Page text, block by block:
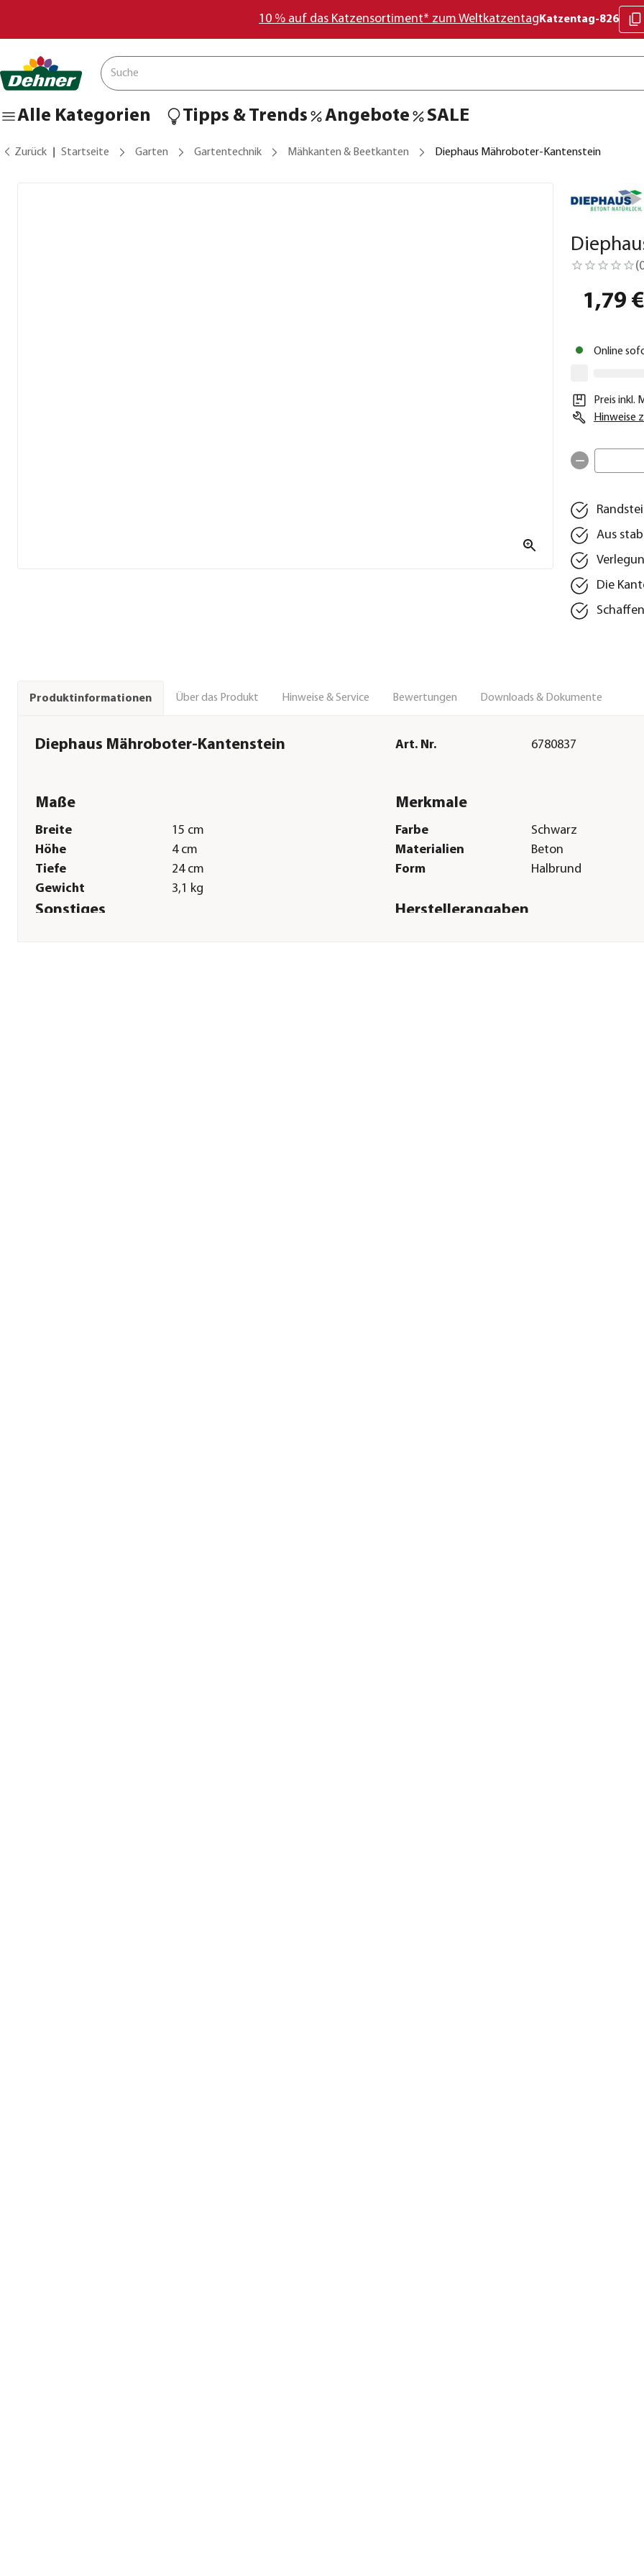
10 % auf das Katzensortiment* zum Weltkatzentag Katzentag-826
Alle Kategorien Tipps & Trends Angebote SALE
Zurück Startseite Garten Gartentechnik Mähkanten & Beetkanten Diephaus Mähroboter-Kantenstein
(
1,79 €
Online
Preis inkl.
Hinweise
Aus
Die
Produktinformationen Über das Produkt Hinweise & Service Bewertungen Downloads & Dokumente
Diephaus Mähroboter-Kantenstein Art. Nr. 6780837
Maße
Breite
15 cm
Höhe
4 cm
Tiefe
24 cm
Gewicht
3,1 kg
Merkmale
Farbe
Schwarz
Materialien
Beton
Form
Halbrund
Sonstiges Herstellerangaben